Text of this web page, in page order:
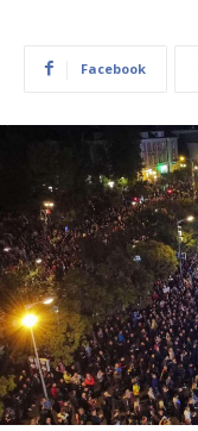
Facebook